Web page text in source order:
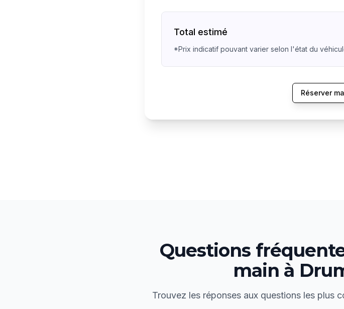
Total estimé
*Prix indicatif pouvant varier selon l'état du
Réserver
Questions
main à
Trouvez les réponses aux questions les plus